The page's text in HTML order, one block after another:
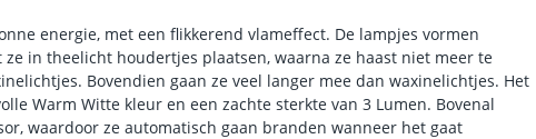
energie, met een flikkerend vlameffect. De lampjes vormen
in theelicht houdertjes plaatsen, waarna ze haast niet meer te
Bovendien gaan ze veel langer mee dan waxinelichtjes. Het
Warm Witte kleur en een zachte sterkte van 3 Lumen. Bovenal
waardoor ze automatisch gaan branden wanneer het gaat